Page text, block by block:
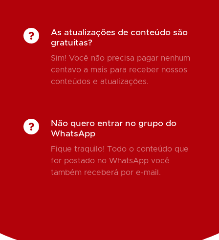
As atualizações de conteúdo são
gratuitas?
Sim! Você não precisa pagar nenhum
centavo a mais para receber nossos
conteúdos e atualizações.
Não quero entrar no grupo do
WhatsApp
Fique traquilo! Todo o conteúdo que
for postado no WhatsApp você
também receberá por e-mail.